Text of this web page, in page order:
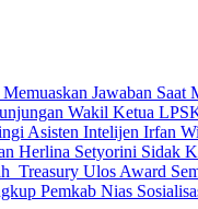
Herlina Setyorini Sidak